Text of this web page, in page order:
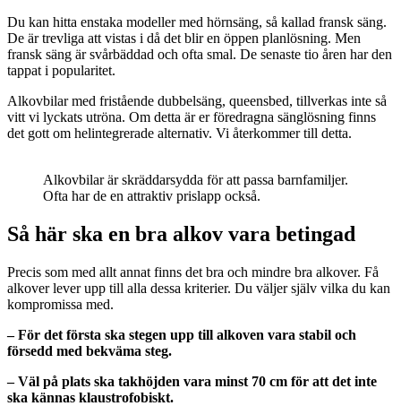
Du kan hitta enstaka modeller med hörnsäng, så kallad fransk säng.
De är trevliga att vistas i då det blir en öppen planlösning. Men
fransk säng är svårbäddad och ofta smal. De senaste tio åren har den
tappat i popularitet.
Alkovbilar med fristående dubbelsäng, queensbed, tillverkas inte så
vitt vi lyckats utröna. Om detta är er föredragna sänglösning finns
det gott om helintegrerade alternativ. Vi återkommer till detta.
Alkovbilar är skräddarsydda för att passa barnfamiljer.
Ofta har de en attraktiv prislapp också.
Så här ska en bra alkov vara betingad
Precis som med allt annat finns det bra och mindre bra alkover. Få
alkover lever upp till alla dessa kriterier. Du väljer själv vilka du kan
kompromissa med.
– För det första ska stegen upp till alkoven vara stabil och
försedd med bekväma steg.
– Väl på plats ska takhöjden vara minst 70 cm för att det inte
ska kännas klaustrofobiskt.